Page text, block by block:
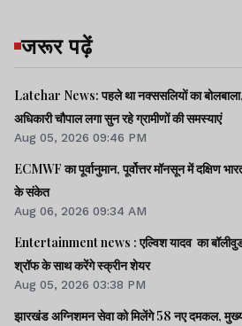
जरूर पढ़ें
Latehar News: पहले था नक्ससलियों का
अधिकारी चौपाल लगा सुन रहे ग्रामीणों की समस्याएं
Aug 05, 2026 09:46 PM
ECMWF का पूर्वानुमान, पूर्वोत्तर मॉनसून में दक्षिण
के संकेत
Aug 06, 2026 09:34 AM
Entertainment news : एल्विश यादव का
श्रॉफ के साथ करेंगे स्क्रीन शेयर
Aug 05, 2026 03:38 PM
झारखंड अग्निशमन सेवा को मिलेंगे 58 नए दमकल,